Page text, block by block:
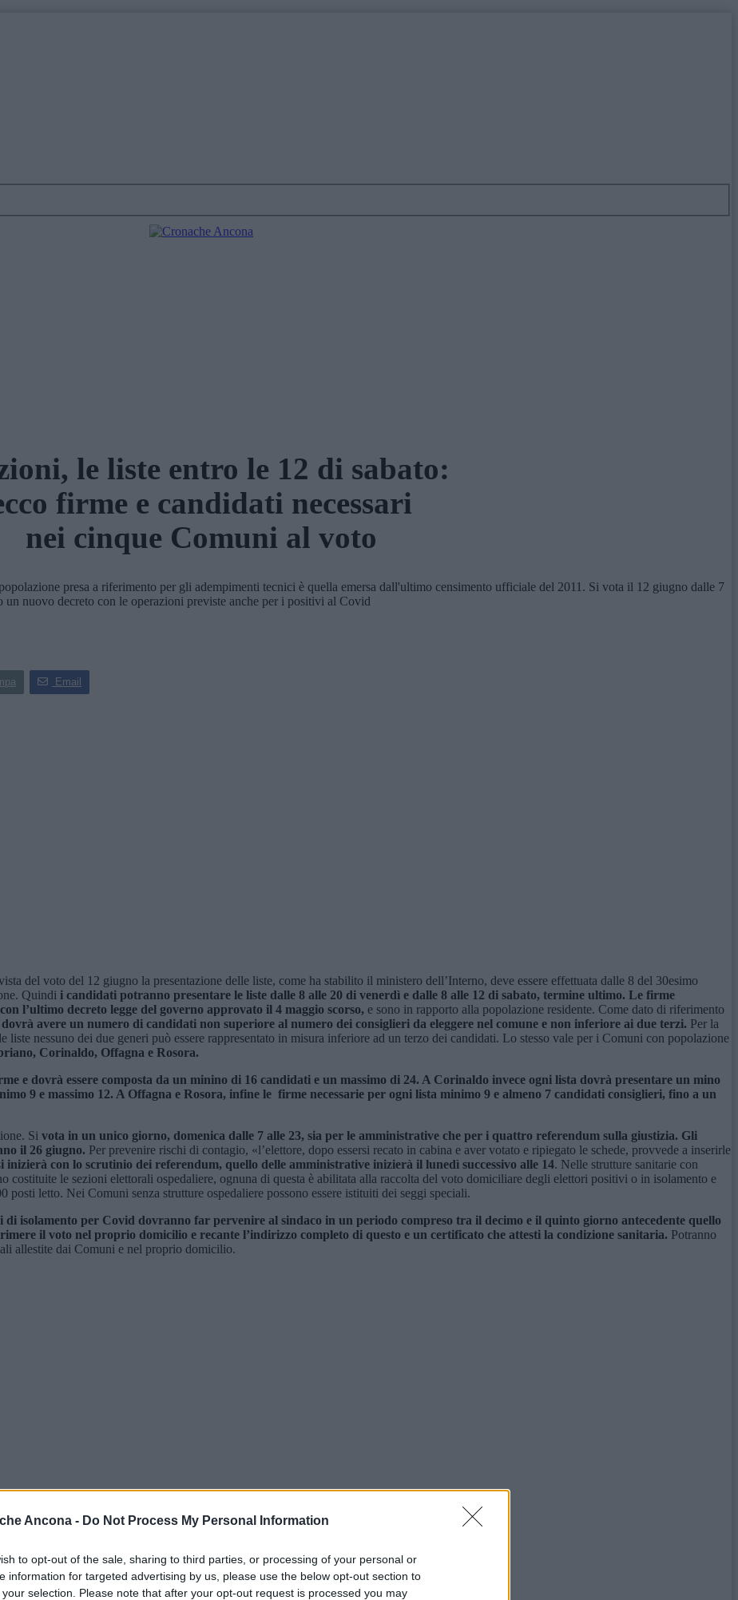
Ancona - Do Not Process My Personal Information
to opt-out of the sale, sharing to third parties, or processing of your personal or
information for targeted advertising by us, please use the below opt-out section to
selection. Please note that after your opt-out request is processed you may
le liste entro le 12 di sabato:
firme e candidati necessari
nei cinque Comuni al voto
presa a riferimento per gli adempimenti tecnici è quella emersa dall'ultimo censimento ufficiale del 2011. Si vota il 12 giugno dalle 7
nuovo decreto con le operazioni previste anche per i positivi al Covid
Email
del voto del 12 giugno la presentazione delle liste, come ha stabilito il ministero dell’Interno, deve essere effettuata dalle 8 del 30esimo
Quindi i candidati potranno presentare le liste dalle 8 alle 20 di venerdì e dalle 8 alle 12 di sabato, termine ultimo. Le firme
l’ultimo decreto legge del governo approvato il 4 maggio scorso, e sono in rapporto alla popolazione residente. Come dato di riferimento
avere un numero di candidati non superiore al numero dei consiglieri da eleggere nel comune e non inferiore ai due terzi. Per la
nessuno dei due generi può essere rappresentato in misura inferiore ad un terzo dei candidati. Lo stesso vale per i Comuni con popolazione
Corinaldo, Offagna e Rosora.
e dovrà essere composta da un minino di 16 candidati e un massimo di 24. A Corinaldo invece ogni lista dovrà presentare un mino
9 e massimo 12. A Offagna e Rosora, infine le firme necessarie per ogni lista minimo 9 e almeno 7 candidati consiglieri, fino a un
Si vota in un unico giorno, domenica dalle 7 alle 23, sia per le amministrative che per i quattro referendum sulla giustizia. Gli
il 26 giugno. Per prevenire rischi di contagio, «l’elettore, dopo essersi recato in cabina e aver votato e ripiegato le schede, provvede a inserirle
i inizierà con lo scrutinio dei referendum, quello delle amministrative inizierà il lunedì successivo alle 14. Nelle strutture sanitarie con
costituite le sezioni elettorali ospedaliere, ognuna di questa è abilitata alla raccolta del voto domiciliare degli elettori positivi o in isolamento e
letto. Nei Comuni senza strutture ospedaliere possono essere istituiti dei seggi speciali.
isolamento per Covid dovranno far pervenire al sindaco in un periodo compreso tra il decimo e il quinto giorno antecedente quello
il voto nel proprio domicilio e recante l’indirizzo completo di questo e un certificato che attesti la condizione sanitaria. Potranno
allestite dai Comuni e nel proprio domicilio.